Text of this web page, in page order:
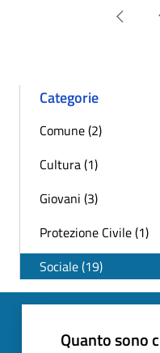
Pagina
Categorie
Comune (2)
Cultura (1)
Giovani (3)
Protezione Civile (1)
Sociale (19)
Quanto sono